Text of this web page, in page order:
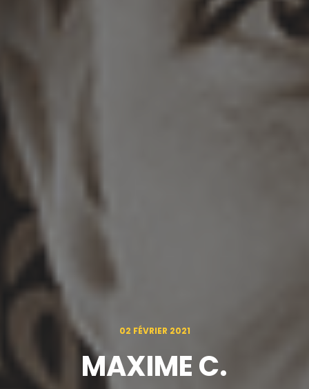
02 FÉVRIER 2021
MAXIME C.